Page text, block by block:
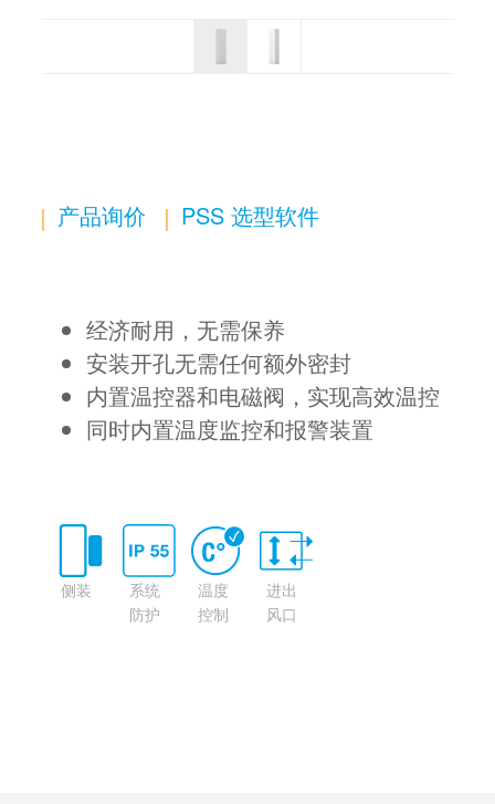
产品询价 PSS 选型软件
经济耐用，无需保养
安装开孔无需任何额外密封
内置温控器和电磁阀，实现高效温控
同时内置温度监控和报警装置
侧装
系统
防护
温度
控制
进出
风口